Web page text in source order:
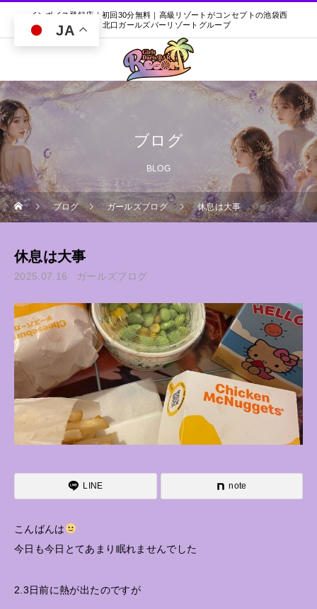
インボイス登録店｜初回30分無料｜高級リゾートがコンセプトの池袋西
口・北口ガールズバーリゾートグループ
ブログ
BLOG
ブログ ガールズブログ 休息は大事
休息は大事
2025.07.16 ガールズブログ
LINE note
こんばんは
今日も今日とてあまり眠れませんでした
2.3日前に熱が出たのですが
JA